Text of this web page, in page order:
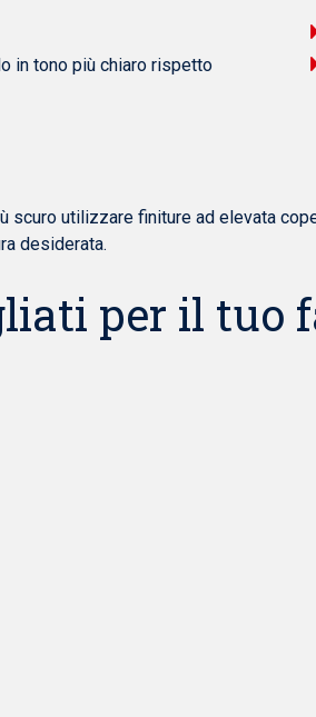
in tono più chiaro rispetto
scuro utilizzare finiture ad elevata
desiderata.
per il tuo